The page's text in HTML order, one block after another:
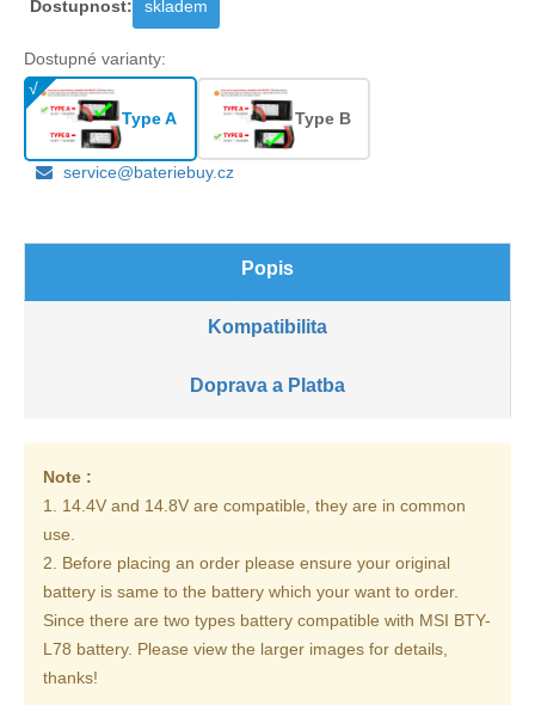
Dostupnost: skladem
Dostupné varianty:
Type A Type B
service@bateriebuy.cz
Popis
Kompatibilita
Doprava a Platba
Note :
1. 14.4V and 14.8V are compatible, they are in common
use.
2. Before placing an order please ensure your original
battery is same to the battery which your want to order.
Since there are two types battery compatible with MSI BTY-
L78 battery. Please view the larger images for details,
thanks!